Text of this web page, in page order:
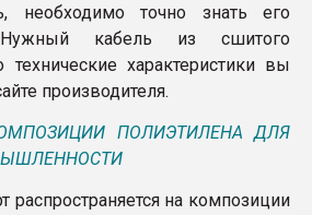
необходимо точно знать его
Нужный кабель из сшитого
технические характеристики вы
производителя.
ПОЛИЭТИЛЕНА ДЛЯ
распространяется на композиции